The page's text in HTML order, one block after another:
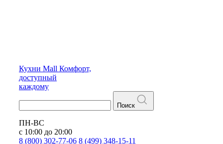
Кухни Mall Комфорт,
доступный
каждому
Поиск
ПН-ВС
с 10:00 до 20:00
8 (800) 302-77-06 8 (499) 348-15-11